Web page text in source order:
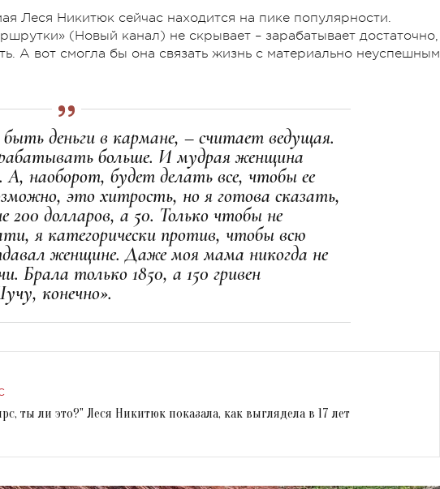
Леся Никитюк сейчас находится на пике популярности.
(Новый канал) не скрывает – зарабатывает достаточно,
А вот смогла бы она связать жизнь с материально неуспешным
деньги в кармане, – считает ведущая.
больше. И мудрая женщина
А, наоборот, будет делать все, чтобы ее
это хитрость, но я готова сказать,
долларов, а 50. Только чтобы не
я категорически против, чтобы всю
женщине. Даже моя мама никогда не
Брала только 1850, а 150 гривен
конечно».
ты ли это?" Леся Никитюк показала, как выглядела в 17 лет